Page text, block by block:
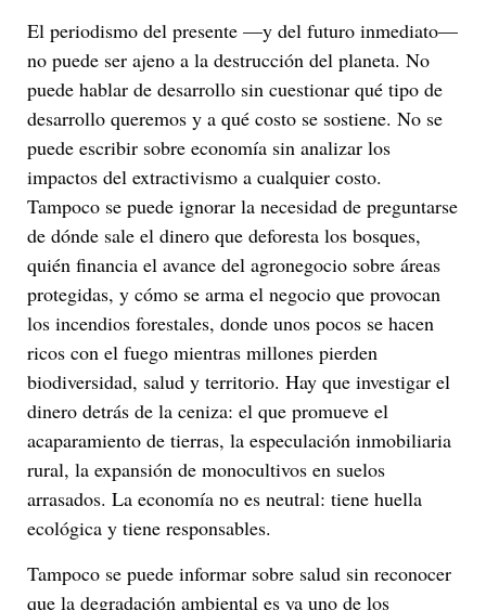
El periodismo del presente —y del futuro inmediato—
no puede ser ajeno a la destrucción del planeta. No
puede hablar de desarrollo sin cuestionar qué tipo de
desarrollo queremos y a qué costo se sostiene. No se
puede escribir sobre economía sin analizar los
impactos del extractivismo a cualquier costo.
Tampoco se puede ignorar la necesidad de preguntarse
de dónde sale el dinero que deforesta los bosques,
quién financia el avance del agronegocio sobre áreas
protegidas, y cómo se arma el negocio que provocan
los incendios forestales, donde unos pocos se hacen
ricos con el fuego mientras millones pierden
biodiversidad, salud y territorio. Hay que investigar el
dinero detrás de la ceniza: el que promueve el
acaparamiento de tierras, la especulación inmobiliaria
rural, la expansión de monocultivos en suelos
arrasados. La economía no es neutral: tiene huella
ecológica y tiene responsables.
Tampoco se puede informar sobre salud sin reconocer
que la degradación ambiental es ya uno de los